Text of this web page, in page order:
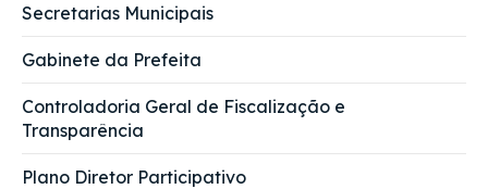
Secretarias Municipais
Gabinete da Prefeita
Controladoria Geral de Fiscalização e
Transparência
Plano Diretor Participativo